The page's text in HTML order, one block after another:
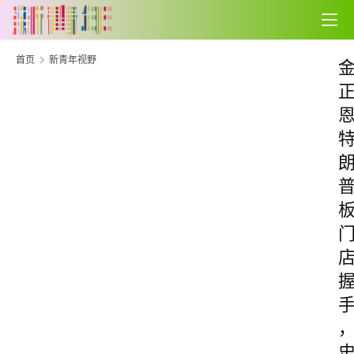
首页 新青年视野